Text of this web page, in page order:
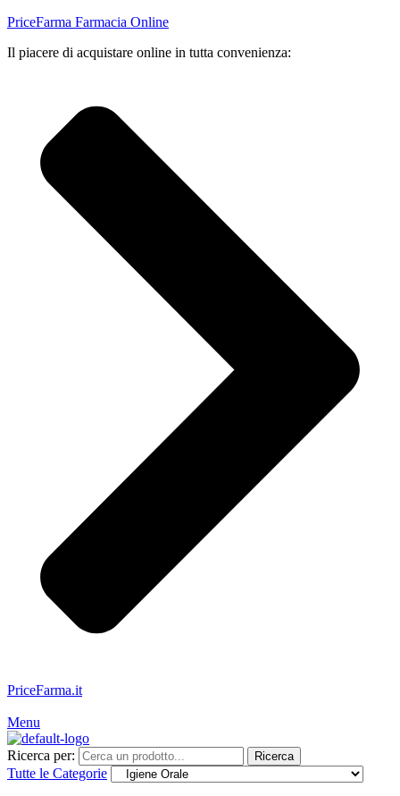
PriceFarma Farmacia Online
Il piacere di acquistare online in tutta convenienza:
PriceFarma.it
Menu
Ricerca per: Ricerca
Tutte le Categorie